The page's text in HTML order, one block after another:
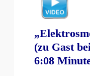
(zu Gast
6:08